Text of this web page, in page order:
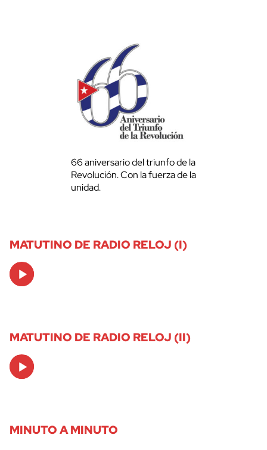
66 aniversario del triunfo de la
Revolución. Con la fuerza de la
unidad.
MATUTINO DE RADIO RELOJ (I)
Audio
Player
MATUTINO DE RADIO RELOJ (II)
Audio
Player
MINUTO A MINUTO